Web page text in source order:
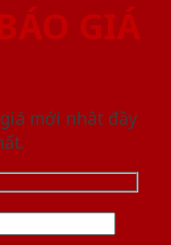
GIÁ
mới nhât đầy